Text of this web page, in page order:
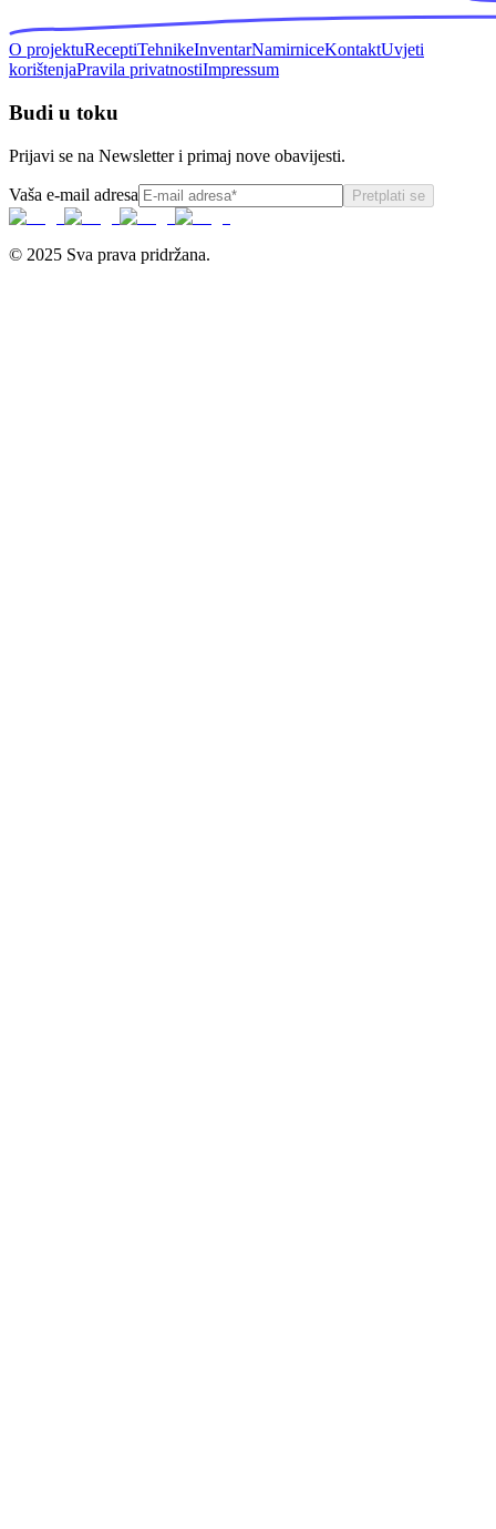
O projektuReceptiTehnikeInventarNamirniceKontaktUvjeti
korištenjaPravila privatnostiImpressum
Budi u toku
Prijavi se na Newsletter i primaj nove obavijesti.
Vaša e-mail adresa Pretplati se
© 2025 Sva prava pridržana.